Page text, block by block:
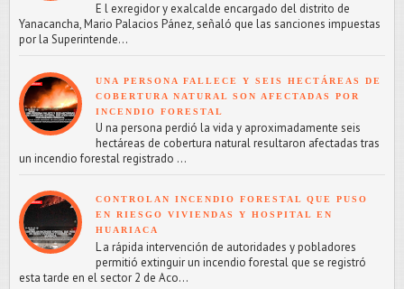
E l exregidor y exalcalde encargado del distrito de
Yanacancha, Mario Palacios Pánez, señaló que las sanciones impuestas
por la Superintende...
UNA PERSONA FALLECE Y SEIS HECTÁREAS DE
COBERTURA NATURAL SON AFECTADAS POR
INCENDIO FORESTAL
U na persona perdió la vida y aproximadamente seis
hectáreas de cobertura natural resultaron afectadas tras
un incendio forestal registrado ...
CONTROLAN INCENDIO FORESTAL QUE PUSO
EN RIESGO VIVIENDAS Y HOSPITAL EN
HUARIACA
L a rápida intervención de autoridades y pobladores
permitió extinguir un incendio forestal que se registró
esta tarde en el sector 2 de Aco...